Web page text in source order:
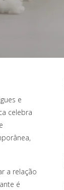
e
celebra
a relação
é